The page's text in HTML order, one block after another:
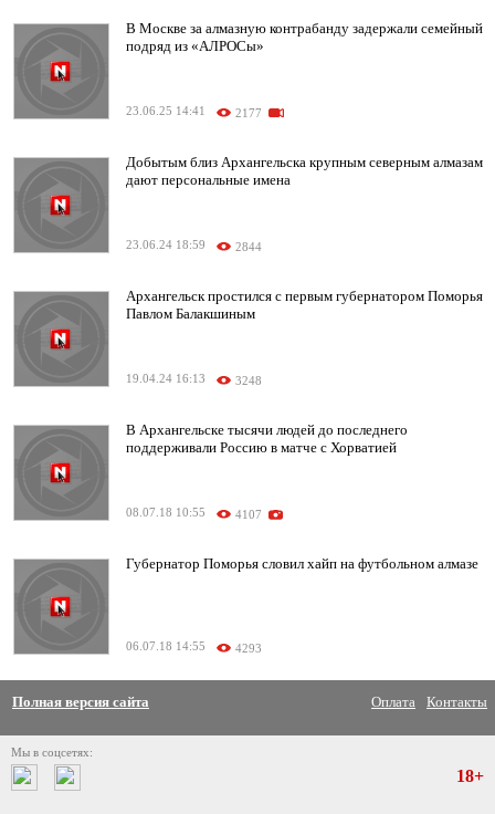
В Москве за алмазную контрабанду задержали семейный
подряд из «АЛРОСы»
23.06.25 14:41 2177
Добытым близ Архангельска крупным северным алмазам
дают персональные имена
23.06.24 18:59 2844
Архангельск простился с первым губернатором Поморья
Павлом Балакшиным
19.04.24 16:13 3248
В Архангельске тысячи людей до последнего
поддерживали Россию в матче с Хорватией
08.07.18 10:55 4107
Губернатор Поморья словил хайп на футбольном алмазе
06.07.18 14:55 4293
Полная версия сайта Оплата Контакты
Мы в соцсетях:
18+